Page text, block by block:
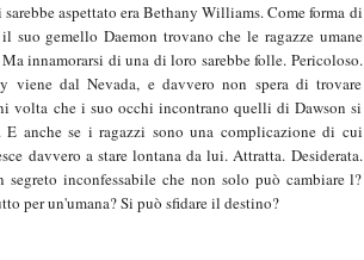
aspettato era Bethany Williams. Come forma di
suo gemello Daemon trovano che le ragazze umane
innamorarsi di una di loro sarebbe folle. Pericoloso.
viene dal Nevada, e davvero non spera di trovare
volta che i suo occhi incontrano quelli di Dawson si
E anche se i ragazzi sono una complicazione di cui
davvero a stare lontana da lui. Attratta. Desiderata.
segreto inconfessabile che non solo può cambiare l?
per un'umana? Si può sfidare il destino?